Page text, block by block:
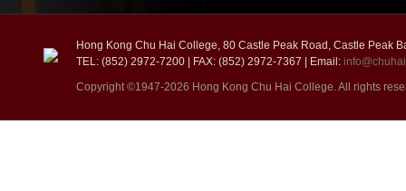
Hong Kong Chu Hai College, 80 Castle Peak Road, Castle Peak
TEL: (852) 2972-7200 | FAX: (852) 2972-7367 | Email:
Copyright ©1947-2026 Hong Kong Chu Hai College. All rights